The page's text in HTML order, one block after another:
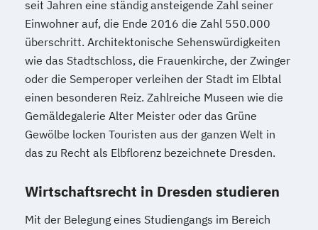
seit Jahren eine ständig ansteigende Zahl seiner
Einwohner auf, die Ende 2016 die Zahl 550.000
überschritt. Architektonische Sehenswürdigkeiten
wie das Stadtschloss, die Frauenkirche, der Zwinger
oder die Semperoper verleihen der Stadt im Elbtal
einen besonderen Reiz. Zahlreiche Museen wie die
Gemäldegalerie Alter Meister oder das Grüne
Gewölbe locken Touristen aus der ganzen Welt in
das zu Recht als Elbflorenz bezeichnete Dresden.
Wirtschaftsrecht in Dresden studieren
Mit der Belegung eines Studiengangs im Bereich